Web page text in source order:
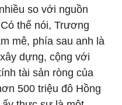
so với nguồn
thể nói, Trương
mê, phía sau anh là
dựng, cộng với
tài sản ròng của
500 triệu đô Hồng